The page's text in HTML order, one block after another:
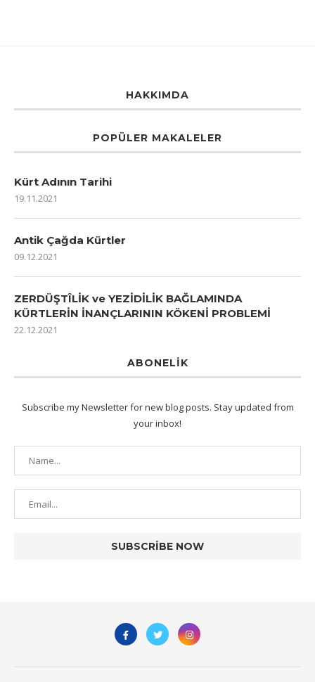
HAKKIMDA
POPÜLER MAKALELER
Kürt Adının Tarihi
19.11.2021
Antik Çağda Kürtler
09.12.2021
ZERDÜŞTÎLİK ve YEZİDİLİK BAĞLAMINDA
KÜRTLERİN İNANÇLARININ KÖKENİ PROBLEMİ
22.12.2021
ABONELIK
Subscribe my Newsletter for new blog posts. Stay updated from
your inbox!